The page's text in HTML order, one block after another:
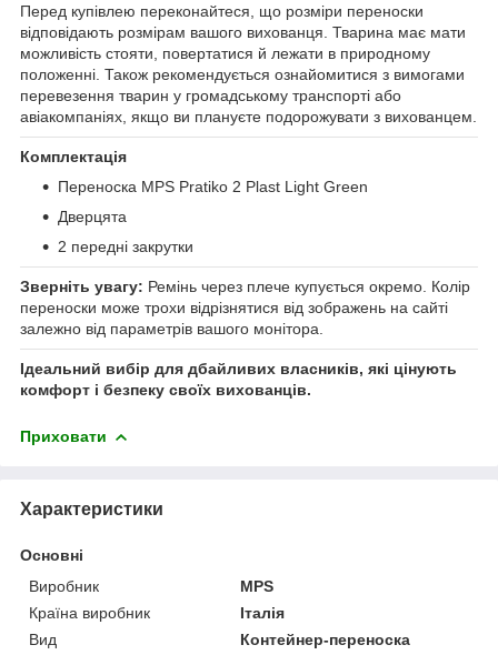
Перед купівлею переконайтеся, що розміри переноски
відповідають розмірам вашого вихованця. Тварина має мати
можливість стояти, повертатися й лежати в природному
положенні. Також рекомендується ознайомитися з вимогами
перевезення тварин у громадському транспорті або
авіакомпаніях, якщо ви плануєте подорожувати з вихованцем.
Комплектація
Переноска MPS Pratiko 2 Plast Light Green
Дверцята
2 передні закрутки
Зверніть увагу: Ремінь через плече купується окремо. Колір
переноски може трохи відрізнятися від зображень на сайті
залежно від параметрів вашого монітора.
Ідеальний вибір для дбайливих власників, які цінують
комфорт і безпеку своїх вихованців.
Приховати
Характеристики
Основні
Виробник
MPS
Країна виробник
Італія
Вид
Контейнер-переноска